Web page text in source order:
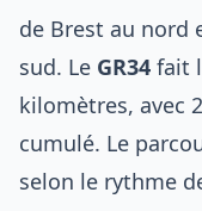
de Brest au nord
sud. Le GR34 fait
kilomètres, avec
cumulé. Le
selon le rythme